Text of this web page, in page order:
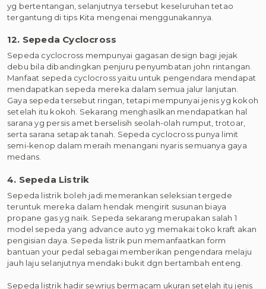
yg bertentangan, selanjutnya tersebut keseluruhan tetao
tergantung di tips Kita mengenai menggunakannya.
12. Sepeda Cyclocross
Sepeda cyclocross mempunyai gagasan design bagi jejak
debu bila dibandingkan penjuru penyumbatan john rintangan.
Manfaat sepeda cyclocross yaitu untuk pengendara mendapat
mendapatkan sepeda mereka dalam semua jalur lanjutan.
Gaya sepeda tersebut ringan, tetapi mempunyai jenis yg kokoh
setelah itu kokoh. Sekarang menghasilkan mendapatkan hal
sarana yg persis amet berselisih seolah-olah rumput, trotoar,
serta sarana setapak tanah. Sepeda cyclocross punya limit
semi-kenop dalam meraih menangani nyaris semuanya gaya
medans.
4. Sepeda Listrik
Sepeda listrik boleh jadi memerankan seleksian tergede
teruntuk mereka dalam hendak mengirit susunan biaya
propane gas yg naik. Sepeda sekarang merupakan salah 1
model sepeda yang advance auto yg memakai toko kraft akan
pengisian daya. Sepeda listrik pun memanfaatkan form
bantuan your pedal sebagai memberikan pengendara melaju
jauh laju selanjutnya mendaki bukit dgn bertambah enteng.
Sepeda listrik hadir sewrius bermacam ukuran setelah itu jenis